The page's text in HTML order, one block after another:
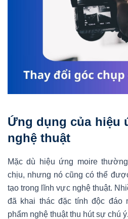
Ứng dụng của hiệu
nghệ thuật
Mặc dù hiệu ứng moire
chịu, nhưng nó cũng có thể
tạo trong lĩnh vực nghệ thuật.
đã khai thác đặc tính độc đáo
phẩm nghệ thuật thu hút sự chú ý.